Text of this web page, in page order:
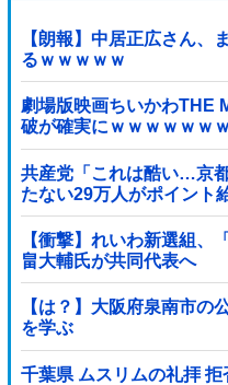
【朗報】中居正広さん、
るｗｗｗｗｗ
劇場版映画ちいかわTHE
破が確実にｗｗｗｗｗｗ
共産党「これは酷い…京
たない29万人がポイント
【衝撃】れいわ新選組
畠大輔氏が共同代表へ
【は？】大阪府泉南市の
を学ぶ
千葉県 ムスリムの礼拝 拒